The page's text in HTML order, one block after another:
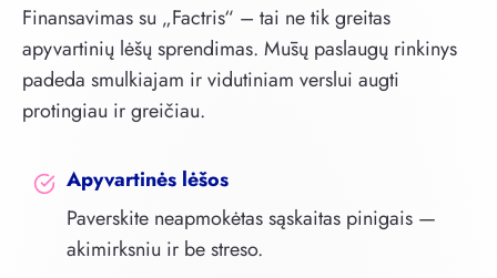
Finansavimas su „Factris“ – tai ne tik greitas
apyvartinių lėšų sprendimas. Mūsų paslaugų rinkinys
padeda smulkiajam ir vidutiniam verslui augti
protingiau ir greičiau.
Apyvartinės lėšos
Paverskite neapmokėtas sąskaitas pinigais —
akimirksniu ir be streso.